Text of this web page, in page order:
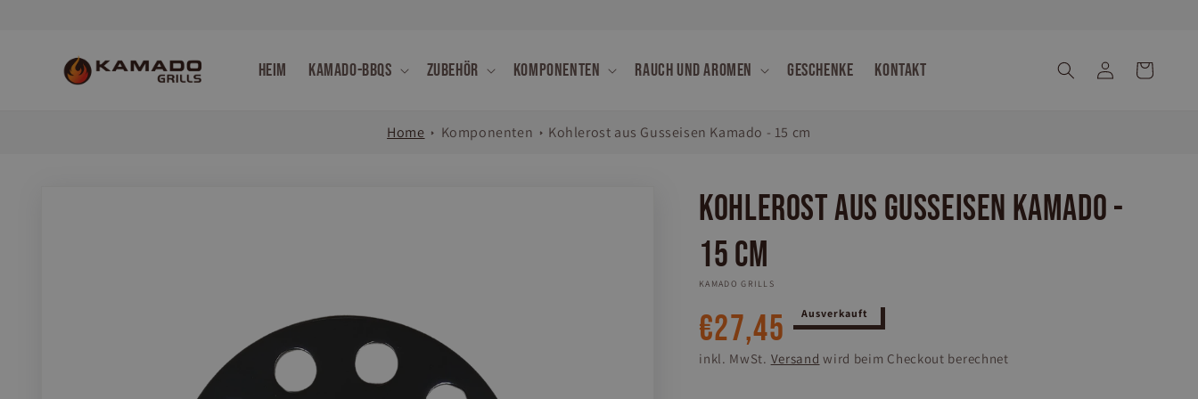
Heim Kamado-BBQs Zubehör Komponenten Rauch und Aromen Geschenke Kontakt EinloggenWarenkorb
Home Komponenten Kohlerost aus Gusseisen Kamado - 15 cm
Kohlerost aus Gusseisen Kamado -
15 cm
KAMADO GRILLS
Normaler
Preis
€27,45 Ausverkauft
inkl. MwSt. Versand wird beim Checkout berechnet